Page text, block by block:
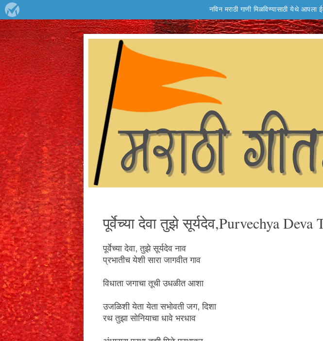
पूर्वेच्या देवा तुझे सूर्यदेव,Purvechya Deva
पूर्वेच्या देवा, तुझे सूर्यदेव नाव
प्रभातीच येशी सारा जागवीत गाव
विधाता जगाचा तूची उधळीत आशा
उजळिशी येता येता सभोवती जग, दिशा
रथ तुझा सोनियाचा धावे भरधाव